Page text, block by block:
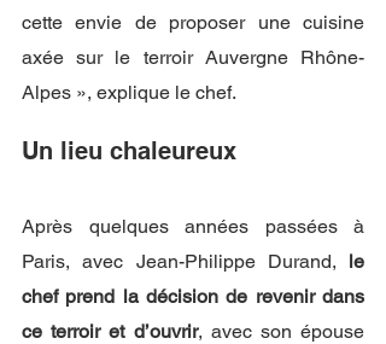
cette envie de proposer une cuisine
axée sur le terroir Auvergne Rhône-
Alpes », explique le chef.
Un lieu chaleureux
Après quelques années passées à
Paris, avec Jean-Philippe Durand, le
chef prend la décision de revenir dans
ce terroir et d’ouvrir, avec son épouse